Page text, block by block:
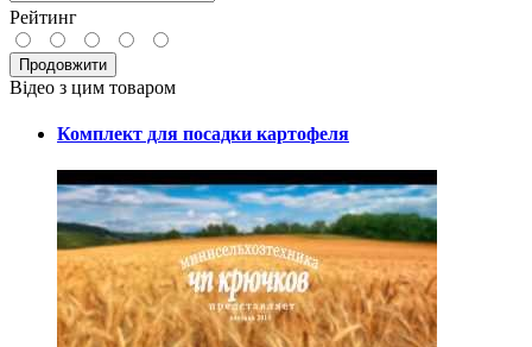
Рейтинг
Продовжити
Відео з цим товаром
Комплект для посадки картофеля